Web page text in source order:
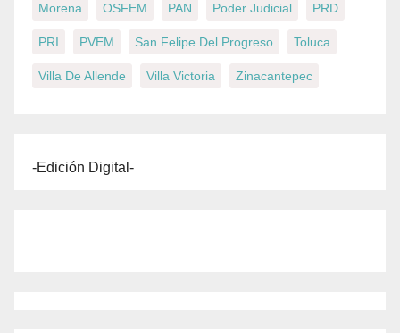
Morena OSFEM PAN Poder Judicial PRD
PRI PVEM San Felipe Del Progreso Toluca
Villa De Allende Villa Victoria Zinacantepec
-Edición Digital-